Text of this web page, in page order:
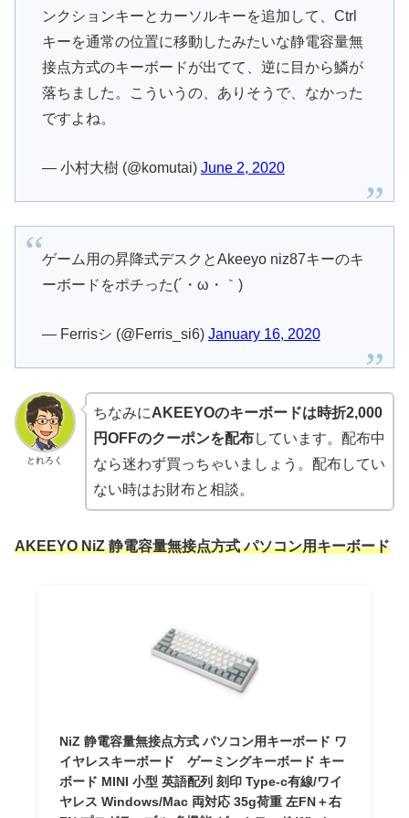
ンクションキーとカーソルキーを追加して、Ctrl
キーを通常の位置に移動したみたいな静電容量無
接点方式のキーボードが出てて、逆に目から鱗が
落ちました。こういうの、ありそうで、なかった
ですよね。
— 小村大樹 (@komutai) June 2, 2020
ゲーム用の昇降式デスクとAkeeyo niz87キーのキ
ーボードをポチった(´・ω・｀)
— Ferrisシ (@Ferris_si6) January 16, 2020
とれろく
ちなみにAKEEYOのキーボードは時折2,000
円OFFのクーポンを配布しています。配布中
なら迷わず買っちゃいましょう。配布してい
ない時はお財布と相談。
AKEEYO NiZ 静電容量無接点方式 パソコン用キーボード
NiZ 静電容量無接点方式 パソコン用キーボード ワ
イヤレスキーボード ゲーミングキーボード キー
ボード MINI 小型 英語配列 刻印 Type-c有線/ワイ
ヤレス Windows/Mac 両対応 35g荷重 左FN＋右